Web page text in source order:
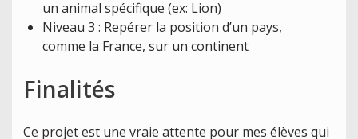
un animal spécifique (ex: Lion)
Niveau 3 : Repérer la position d’un pays,
comme la France, sur un continent
Finalités
Ce projet est une vraie attente pour mes élèves qui